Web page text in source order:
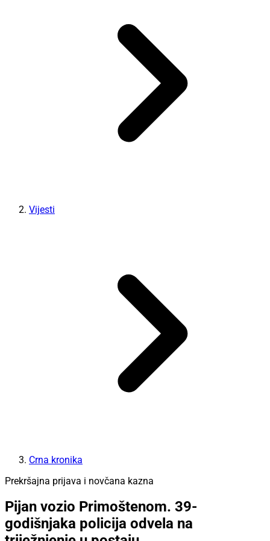
Vijesti
Crna kronika
Prekršajna prijava i novčana kazna
Pijan vozio Primoštenom. 39-
godišnjaka policija odvela na